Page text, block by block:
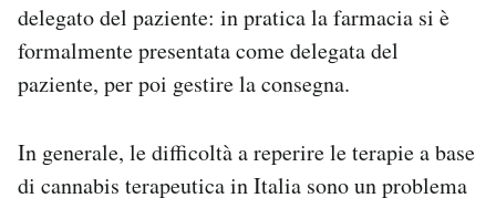
delegato del paziente: in pratica la farmacia si è
formalmente presentata come delegata del
paziente, per poi gestire la consegna.
In generale, le difficoltà a reperire le terapie a base
di cannabis terapeutica in Italia sono un problema